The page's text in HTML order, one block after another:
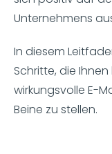
Unternehmens
In diesem
Schritte, die
wirkungsvolle E-
Beine zu stellen.